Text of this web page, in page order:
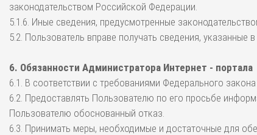
законодательством Российской Федерации.
5.1.6. Иные сведения, предусмотренные
5.2. Пользователь вправе получать сведения,
6. Обязанности Администратора Интернет - портала
6.1. В соответствии с требованиями Федерального
6.2. Предоставлять Пользователю по его просьбе
Пользователю обоснованный отказ.
6.3. Принимать меры, необходимые и достаточные для